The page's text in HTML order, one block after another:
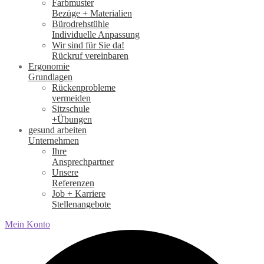
Farbmuster
Bezüge + Materialien
Bürodrehstühle
Individuelle Anpassung
Wir sind für Sie da!
Rückruf vereinbaren
Ergonomie
Grundlagen
Rückenprobleme
vermeiden
Sitzschule
+Übungen
gesund arbeiten
Unternehmen
Ihre
Ansprechpartner
Unsere
Referenzen
Job + Karriere
Stellenangebote
Mein Konto